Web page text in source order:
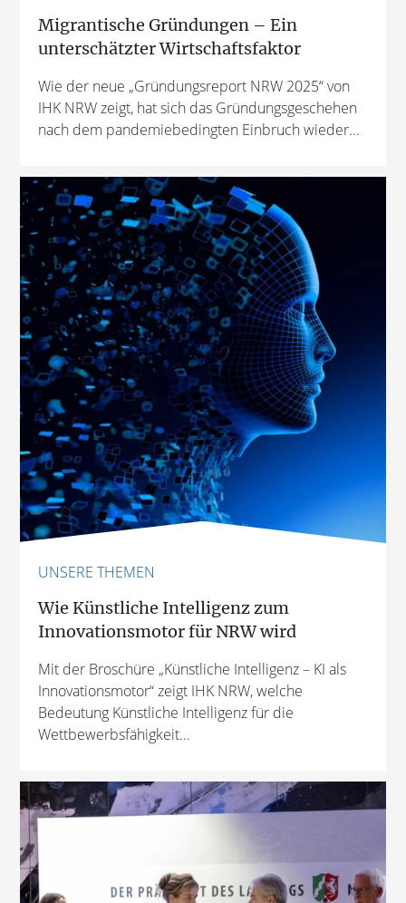
Migrantische Gründungen – Ein
unterschätzter Wirtschaftsfaktor
Wie der neue „Gründungsreport NRW 2025“ von
IHK NRW zeigt, hat sich das Gründungsgeschehen
nach dem pandemiebedingten Einbruch wieder...
UNSERE THEMEN
Wie Künstliche Intelligenz zum
Innovationsmotor für NRW wird
Mit der Broschüre „Künstliche Intelligenz – KI als
Innovationsmotor“ zeigt IHK NRW, welche
Bedeutung Künstliche Intelligenz für die
Wettbewerbsfähigkeit...